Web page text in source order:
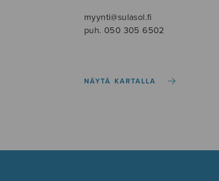
myynti@sulasol.fi
puh. 050 305 6502
NÄYTÄ KARTALLA